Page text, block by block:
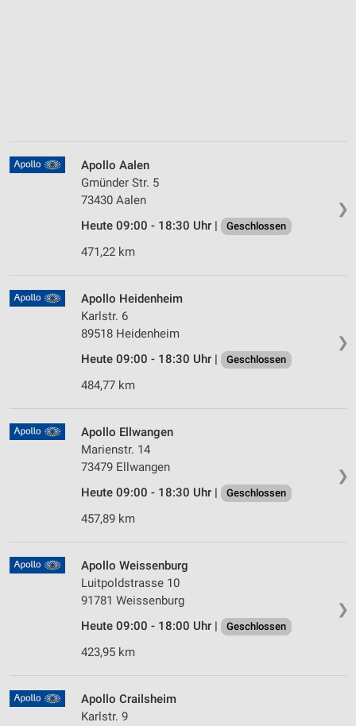
❯
Apollo Aalen
Gmünder Str. 5
73430 Aalen
Heute 09:00 - 18:30 Uhr |
Geschlossen
471,22 km
❯
Apollo Heidenheim
Karlstr. 6
89518 Heidenheim
Heute 09:00 - 18:30 Uhr |
Geschlossen
484,77 km
❯
Apollo Ellwangen
Marienstr. 14
73479 Ellwangen
Heute 09:00 - 18:30 Uhr |
Geschlossen
457,89 km
❯
Apollo Weissenburg
Luitpoldstrasse 10
91781 Weissenburg
Heute 09:00 - 18:00 Uhr |
Geschlossen
423,95 km
Apollo Crailsheim
Karlstr. 9